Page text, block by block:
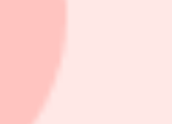
att bra vetenskaplig data inte alltid
branschkunskap.
men det behöver inte betyda att